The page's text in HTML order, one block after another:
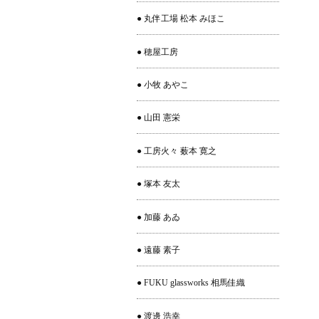
● 丸伴工場 松本 みほこ
● 穂屋工房
● 小牧 あやこ
● 山田 憲栄
● 工房火々 薮本 寛之
● 塚本 友太
● 加藤 あゐ
● 遠藤 素子
● FUKU glassworks 相馬佳織
● 渡邊 浩幸